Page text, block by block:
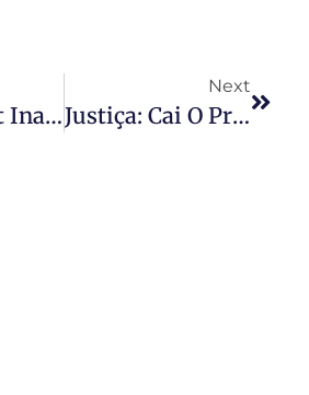
Flamboyant Inaugura Expansão
Next
Justiça: Cai O Prazo Para Reclamar FGTS Não Depositado